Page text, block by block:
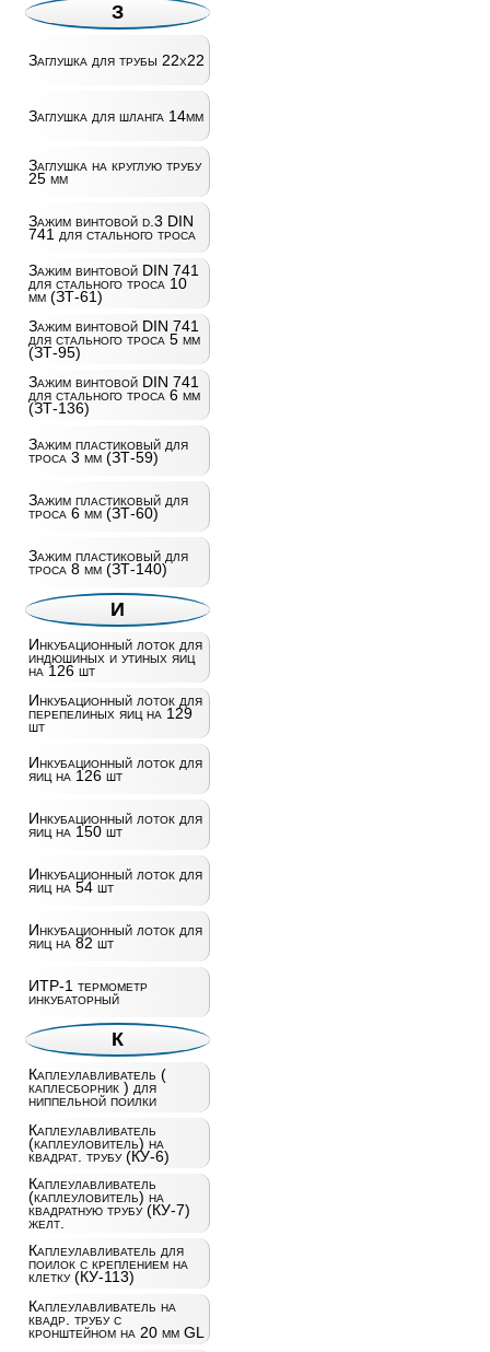
З
Заглушка для трубы 22х22
Заглушка для шланга 14мм
Заглушка на круглую трубу
25 мм
Зажим винтовой d.3 DIN
741 для стального троса
Зажим винтовой DIN 741
для стального троса 10
мм (ЗТ-61)
Зажим винтовой DIN 741
для стального троса 5 мм
(ЗТ-95)
Зажим винтовой DIN 741
для стального троса 6 мм
(ЗТ-136)
Зажим пластиковый для
троса 3 мм (ЗТ-59)
Зажим пластиковый для
троса 6 мм (ЗТ-60)
Зажим пластиковый для
троса 8 мм (ЗТ-140)
И
Инкубационный лоток для
индюшиных и утиных яиц
на 126 шт
Инкубационный лоток для
перепелиных яиц на 129
шт
Инкубационный лоток для
яиц на 126 шт
Инкубационный лоток для
яиц на 150 шт
Инкубационный лоток для
яиц на 54 шт
Инкубационный лоток для
яиц на 82 шт
ИТР-1 термометр
инкубаторный
К
Каплеулавливатель (
каплесборник ) для
ниппельной поилки
Каплеулавливатель
(каплеуловитель) на
квадрат. трубу (КУ-6)
Каплеулавливатель
(каплеуловитель) на
квадратную трубу (КУ-7)
желт.
Каплеулавливатель для
поилок с креплением на
клетку (КУ-113)
Каплеулавливатель на
квадр. трубу с
кронштейном на 20 мм GL